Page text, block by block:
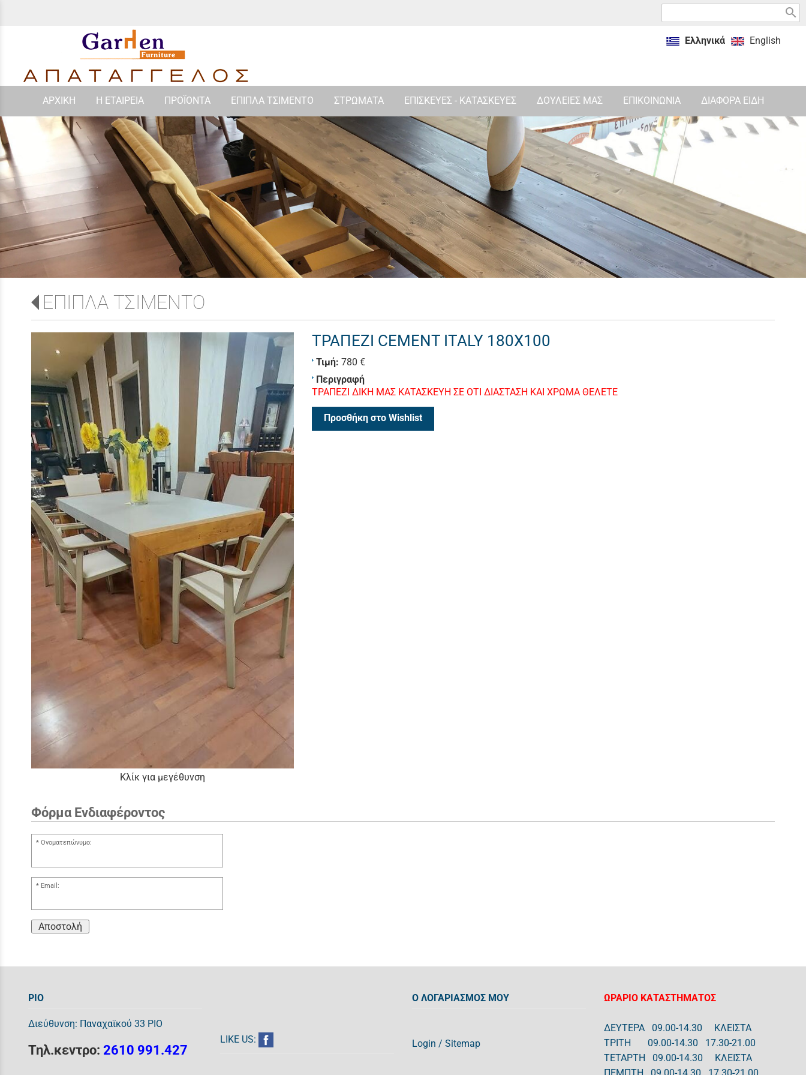
search
Ελληνικά English
ΑΡΧΙΚΗ Η ΕΤΑΙΡΕΙΑ ΠΡΟΪΟΝΤΑ ΕΠΙΠΛΑ ΤΣΙΜΕΝΤΟ ΣΤΡΩΜΑΤΑ ΕΠΙΣΚΕΥΕΣ - ΚΑΤΑΣΚΕΥΕΣ ΔΟΥΛΕΙΕΣ ΜΑΣ ΕΠΙΚΟΙΝΩΝΙΑ ΔΙΑΦΟΡΑ ΕΙΔΗ
ΕΠΙΠΛΑ ΤΣΙΜΕΝΤΟ
Κλίκ για μεγέθυνση
ΤΡΑΠΕΖΙ CEMENT ITALY 180X100
Τιμή: 780 €
Περιγραφή
ΤΡΑΠΕΖΙ ΔΙΚΗ ΜΑΣ ΚΑΤΑΣΚΕΥΗ ΣΕ ΟΤΙ ΔΙΑΣΤΑΣΗ ΚΑΙ ΧΡΩΜΑ ΘΕΛΕΤΕ
Προσθήκη στο Wishlist
Φόρμα Ενδιαφέροντος
Ονοματεπώνυμο:
Email:
Αποστολή
ΡΙΟ
Διεύθυνση: Παναχαϊκού 33 ΡΙΟ
Τηλ.κεντρο: 2610 991.427
LIKE US:
Ο ΛΟΓΑΡΙΑΣΜΟΣ ΜΟΥ
Login / Sitemap
ΩΡΑΡΙΟ ΚΑΤΑΣΤΗΜΑΤΟΣ
ΔΕΥΤΕΡΑ 09.00-14.30 ΚΛΕΙΣΤΑ
ΤΡΙΤΗ 09.00-14.30 17.30-21.00
ΤΕΤΑΡΤΗ 09.00-14.30 ΚΛΕΙΣΤΑ